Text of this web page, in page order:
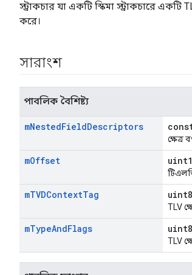
স্ট্রাকচার যা একটি স্কিমা স্ট্রাকচারে
করে।
সারাংশ
পাবলিক বৈশিষ্ট্য
mNestedFieldDescriptors
ক্ষেত্র
mOffset
mTVDContextTag
TLV
mTypeAndFlags
TLV